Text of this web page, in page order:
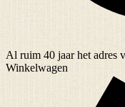
Al ruim 40 jaarhet adres
Winkelwagen